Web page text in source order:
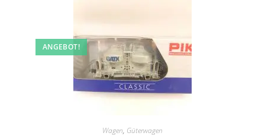
ANGEBOT!
Wagen, Güterwagen